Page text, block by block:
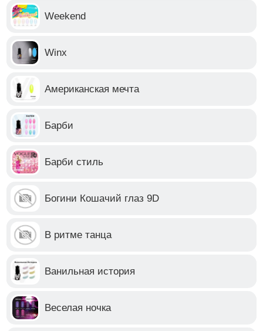
Weekend
Winx
Американская мечта
Барби
Барби стиль
Богини Кошачий глаз 9D
В ритме танца
Ванильная история
Веселая ночка